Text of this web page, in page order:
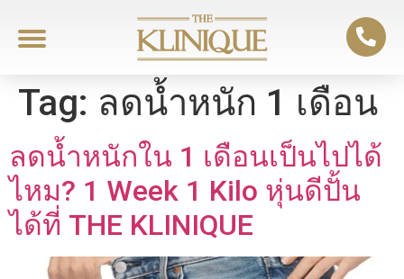
Tag: ลดน้ำหนัก 1 เดือน
ลดน้ำหนักใน 1 เดือนเป็นไปได้
ไหม? 1 Week 1 Kilo หุ่นดีปั้น
ได้ที่ THE KLINIQUE